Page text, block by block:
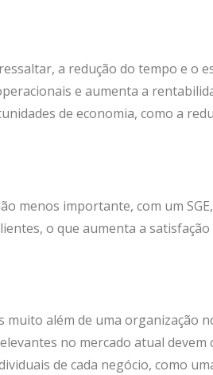
a redução do tempo e o
e aumenta a
de economia, como a
menos importante, com um
o que aumenta a satisfação
muito além de uma organização
no mercado atual
de cada negócio, como